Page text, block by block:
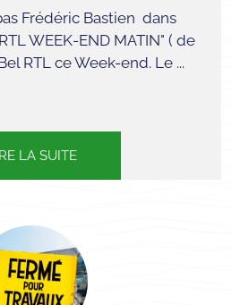
Frédéric Bastien dans
WEEK-END MATIN" ( de
RTL ce Week-end. Le ...
LA SUITE